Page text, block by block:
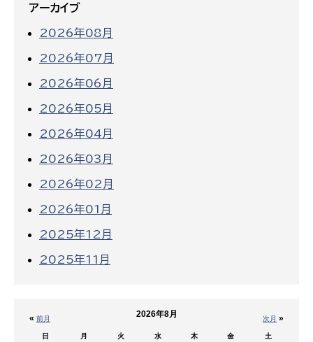
アーカイブ
2026年08月
2026年07月
2026年06月
2026年05月
2026年04月
2026年03月
2026年02月
2026年01月
2025年12月
2025年11月
« 前月 次月 »
2026年8月
日 月 火 水 木 金
土